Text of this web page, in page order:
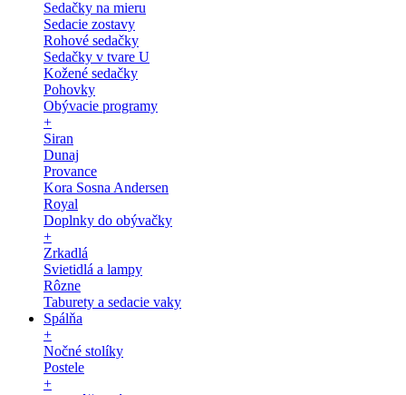
Sedačky na mieru
Sedacie zostavy
Rohové sedačky
Sedačky v tvare U
Kožené sedačky
Pohovky
Obývacie programy
+
Siran
Dunaj
Provance
Kora Sosna Andersen
Royal
Doplnky do obývačky
+
Zrkadlá
Svietidlá a lampy
Rôzne
Taburety a sedacie vaky
Spálňa
+
Nočné stolíky
Postele
+